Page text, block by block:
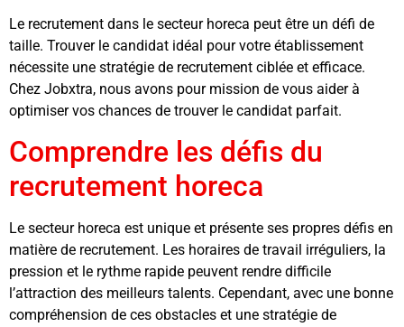
Le recrutement dans le secteur horeca peut être un défi de
taille. Trouver le candidat idéal pour votre établissement
nécessite une stratégie de recrutement ciblée et efficace.
Chez Jobxtra, nous avons pour mission de vous aider à
optimiser vos chances de trouver le candidat parfait.
Comprendre les défis du
recrutement horeca
Le secteur horeca est unique et présente ses propres défis en
matière de recrutement. Les horaires de travail irréguliers, la
pression et le rythme rapide peuvent rendre difficile
l’attraction des meilleurs talents. Cependant, avec une bonne
compréhension de ces obstacles et une stratégie de